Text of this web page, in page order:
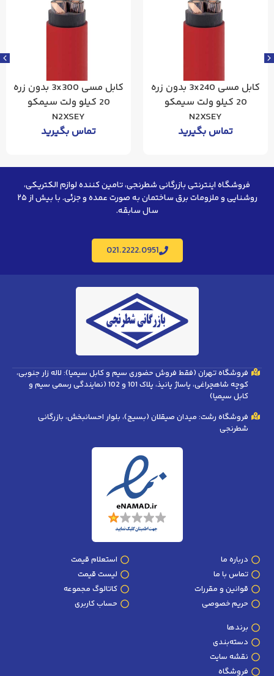
کابل مسی 3x240 بدون زره
20 کیلو ولت سیمکو
N2XSEY
تماس بگیرید
کابل مسی 3x300 بدون زره
20 کیلو ولت سیمکو
N2XSEY
تماس بگیرید
فروشگاه اینترنتی بازرگانی شطرنجی، تامین کننده لوازم الکتریکی،
روشنایی و ملزومات برق ساختمان به صورت عمده و جزئی. با بیش از ۲۵
سال سابقه.
021.2222.0951
فروشگاه تهران (فقط فروش حضوری سیم و کابل سیمیا): لاله زار جنوبی،
کوچه شاهچراغی، پاساژ پانیذ، پلاک 101 و 102 (نمایندگی رسمی سیم و
کابل سیمیا)
فروشگاه رشت: میدان صیقلان (بسیج)، بلوار احسانبخش، بازرگانی
شطرنجی
درباره ما
تماس با ما
قوانین و مقررات
حریم خصوصی
استعلام قیمت
لیست قیمت
کاتالوگ مجموعه
حساب کاربری
برندها
دسته‌بندی
نقشه سایت
فروشگاه